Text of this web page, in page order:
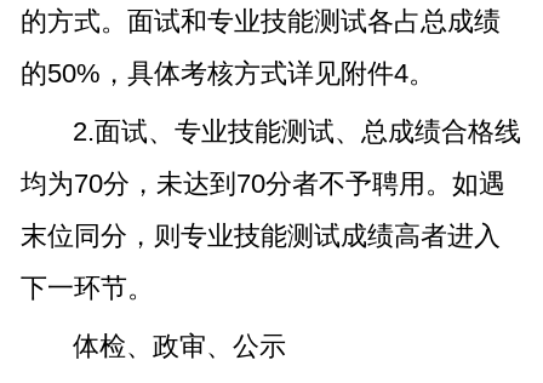
的方式。面试和专业技能测试各占总成绩
的50%，具体考核方式详见附件4。
2.面试、专业技能测试、总成绩合格线
均为70分，未达到70分者不予聘用。如遇
末位同分，则专业技能测试成绩高者进入
下一环节。
体检、政审、公示